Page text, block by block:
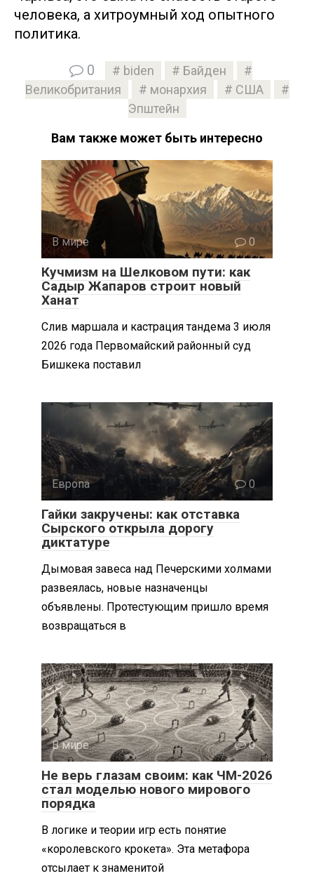
человека, а хитроумный ход опытного
политика.
0 biden
Байден
Великобритания
монархия
США
Эпштейн
Вам также может быть интересно
В мире 0
Кучмизм на Шелковом пути: как
Садыр Жапаров строит новый
Ханат
Слив маршала и кастрация тандема 3 июля
2026 года Первомайский районный суд
Бишкека поставил
Европа 0
Гайки закручены: как отставка
Сырского открыла дорогу
диктатуре
Дымовая завеса над Печерскими холмами
развеялась, новые назначенцы
объявлены. Протестующим пришло время
возвращаться в
В мире 0
Не верь глазам своим: как ЧМ-2026
стал моделью нового мирового
порядка
В логике и теории игр есть понятие
«королевского крокета». Эта метафора
отсылает к знаменитой